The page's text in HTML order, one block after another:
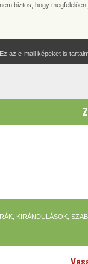
biztos, hogy megfelelően
Ez az e-mail képeket is
KIRÁNDULÁSOK,